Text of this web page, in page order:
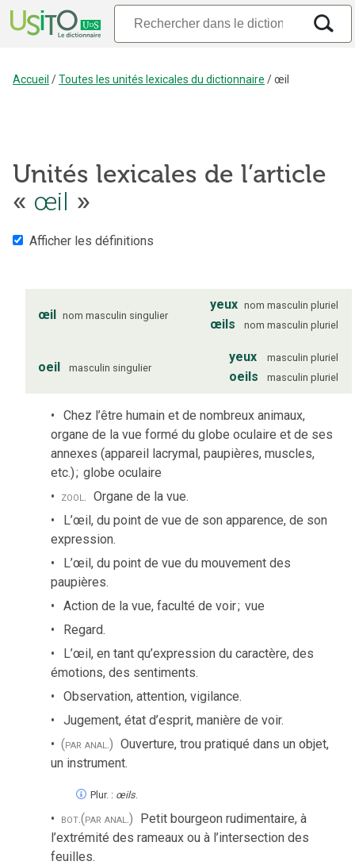
Accueil /Toutes les unités lexicales du dictionnaire /œil
Unités lexicales de l’article
« œil »
Afficher les définitions
œil nom masculin singulier
yeux nom masculin pluriel
œils nom masculin pluriel
oeil masculin singulier
yeux masculin pluriel
oeils masculin pluriel
Chez l’être humain et de nombreux animaux,
organe de la vue formé du globe oculaire et de ses
annexes (appareil lacrymal, paupières, muscles,
etc.); globe oculaire
zool. Organe de la vue.
L’œil, du point de vue de son apparence, de son
expression.
L’œil, du point de vue du mouvement des
paupières.
Action de la vue, faculté de voir; vue
Regard.
L’œil, en tant qu’expression du caractère, des
émotions, des sentiments.
Observation, attention, vigilance.
Jugement, état d’esprit, manière de voir.
(par anal.) Ouverture, trou pratiqué dans un objet,
un instrument.
Plur. : œils.
bot.(par anal.) Petit bourgeon rudimentaire, à
l’extrémité des rameaux ou à l’intersection des
feuilles.